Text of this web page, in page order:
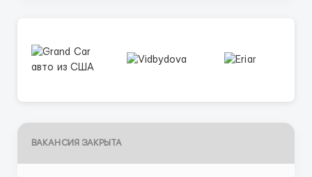
ВАКАНСИЯ ЗАКРЫТА